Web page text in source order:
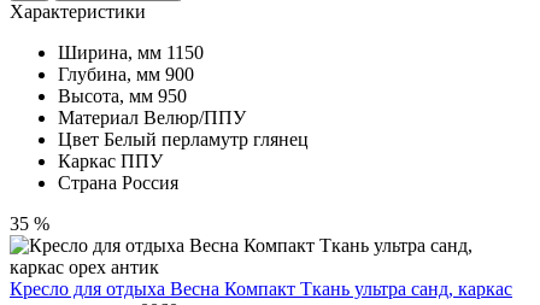
Характеристики
Ширина, мм 1150
Глубина, мм 900
Высота, мм 950
Материал Велюр/ППУ
Цвет Белый перламутр глянец
Каркас ППУ
Страна Россия
35 %
Кресло для отдыха Весна Компакт Ткань ультра санд, каркас